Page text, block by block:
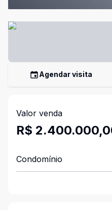
Agendar visita
Valor venda
R$
Condomínio